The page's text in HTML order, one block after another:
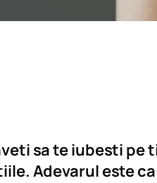
sa te iubesti pe
Adevarul este